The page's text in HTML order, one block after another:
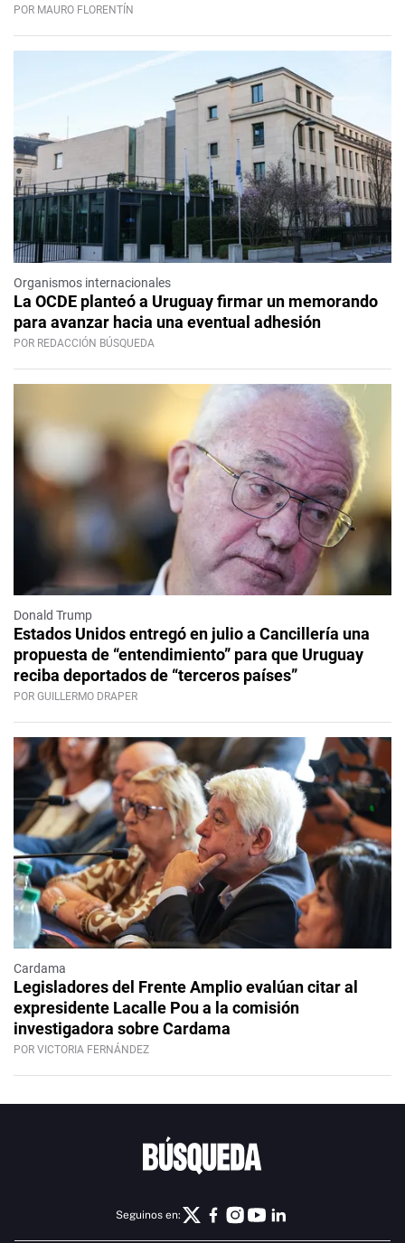
POR MAURO FLORENTÍN
Organismos internacionales
La OCDE planteó a Uruguay firmar un memorando
para avanzar hacia una eventual adhesión
POR REDACCIÓN BÚSQUEDA
Donald Trump
Estados Unidos entregó en julio a Cancillería una
propuesta de “entendimiento” para que Uruguay
reciba deportados de “terceros países”
POR GUILLERMO DRAPER
Cardama
Legisladores del Frente Amplio evalúan citar al
expresidente Lacalle Pou a la comisión
investigadora sobre Cardama
POR VICTORIA FERNÁNDEZ
Seguinos en: